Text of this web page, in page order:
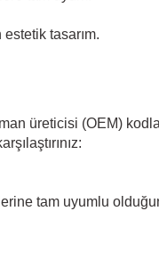
tasarım.
üreticisi (OEM)
tam uyumlu